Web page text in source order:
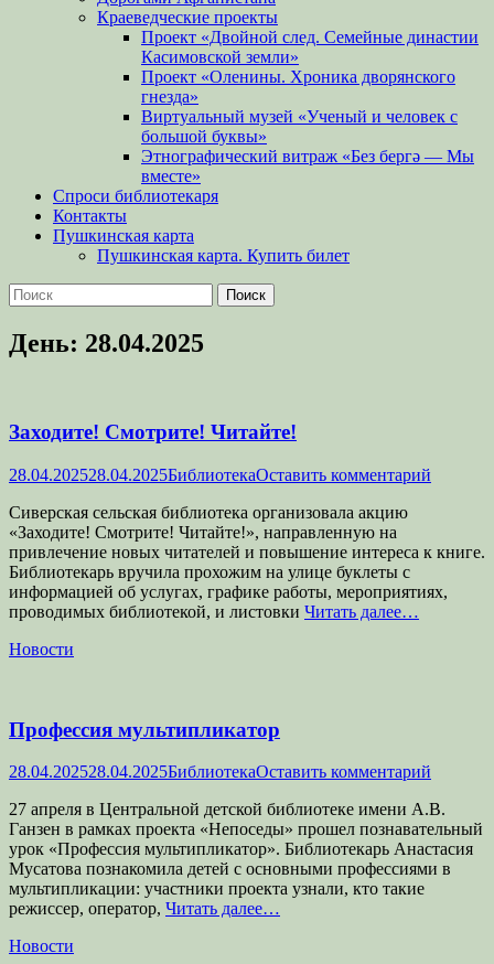
Краеведческие проекты
Проект «Двойной след. Семейные династии
Касимовской земли»
Проект «Оленины. Хроника дворянского
гнезда»
Виртуальный музей «Ученый и человек с
большой буквы»
Этнографический витраж «Без бергə — Мы
вместе»
Спроси библиотекаря
Контакты
Пушкинская карта
Пушкинская карта. Купить билет
Поиск
Найти:
День: 28.04.2025
Заходите! Смотрите! Читайте!
Опубликовано
28.04.202528.04.2025Автор
БиблиотекаОставить комментарий
Сиверская сельская библиотека организовала акцию
«Заходите! Смотрите! Читайте!», направленную на
привлечение новых читателей и повышение интереса к книге.
Библиотекарь вручила прохожим на улице буклеты с
информацией об услугах, графике работы, мероприятиях,
проводимых библиотекой, и листовки Читать далее…
Категории
Новости
Профессия мультипликатор
Опубликовано
28.04.202528.04.2025Автор
БиблиотекаОставить комментарий
27 апреля в Центральной детской библиотеке имени А.В.
Ганзен в рамках проекта «Непоседы» прошел познавательный
урок «Профессия мультипликатор». Библиотекарь Анастасия
Мусатова познакомила детей с основными профессиями в
мультипликации: участники проекта узнали, кто такие
режиссер, оператор, Читать далее…
Категории
Новости